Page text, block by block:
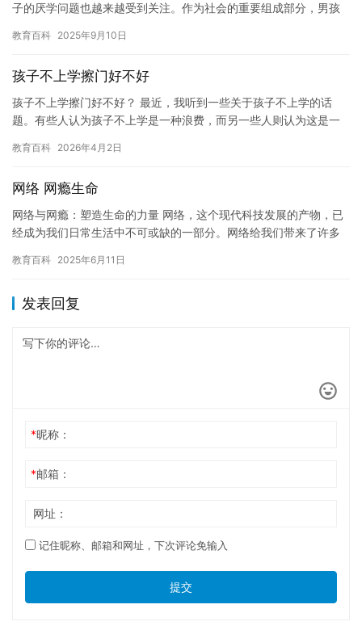
子的厌学问题也越来越受到关注。作为社会的重要组成部分，男孩
说，…
教育百科 2025年9月10日
孩子不上学擦门好不好
孩子不上学擦门好不好？ 最近，我听到一些关于孩子不上学的话
题。有些人认为孩子不上学是一种浪费，而另一些人则认为这是一
式。 上…
教育百科 2026年4月2日
网络 网瘾生命
网络与网瘾：塑造生命的力量 网络，这个现代科技发展的产物，已
经成为我们日常生活中不可或缺的一部分。网络给我们带来了许多
度使…
教育百科 2025年6月11日
发表回复
*昵称：
*邮箱：
网址：
记住昵称、邮箱和网址，下次评论免输入
提交